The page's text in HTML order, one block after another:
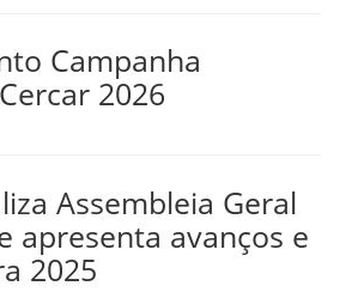
Campanha
2026
Assembleia Geral
apresenta avanços e
2025